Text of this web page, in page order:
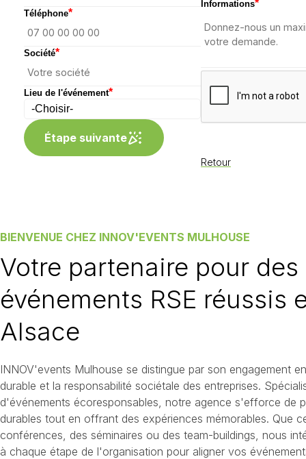
Téléphone*
Société*
Lieu de l'événement*
Étape suivante
Informations*
Retour
BIENVENUE CHEZ INNOV'EVENTS MULHOUSE
Votre partenaire pour des
événements RSE réussis
Alsace
INNOV'events Mulhouse se distingue par son engagement
durable et la responsabilité sociétale des entreprises.
d'événements écoresponsables, notre agence s'efforce de
durables tout en offrant des expériences mémorables. Que
conférences, des séminaires ou des team-buildings, nous
à chaque étape de l'organisation pour aligner vos